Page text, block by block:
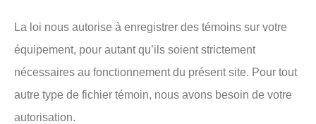
La loi nous autorise à enregistrer des témoins sur votre
équipement, pour autant qu’ils soient strictement
nécessaires au fonctionnement du présent site. Pour tout
autre type de fichier témoin, nous avons besoin de votre
autorisation.